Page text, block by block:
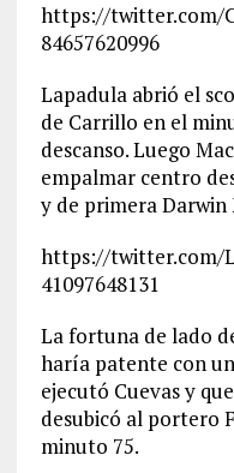
https://twitter.com/
84657620996
Lapadula abrió el
de Carrillo en el
descanso. Luego
empalmar centro
y de primera
https://twitter.com/
41097648131
La fortuna de lado
haría patente con
ejecutó Cuevas y
desubicó al portero
minuto 75.